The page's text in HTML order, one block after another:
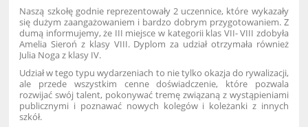
Naszą szkołę godnie reprezentowały 2 uczennice, które wykazały
się dużym zaangażowaniem i bardzo dobrym przygotowaniem. Z
dumą informujemy, że III miejsce w kategorii klas VII- VIII zdobyła
Amelia Sieroń z klasy VIII. Dyplom za udział otrzymała również
Julia Noga z klasy IV.
Udział w tego typu wydarzeniach to nie tylko okazja do rywalizacji,
ale przede wszystkim cenne doświadczenie, które pozwala
rozwijać swój talent, pokonywać tremę związaną z wystąpieniami
publicznymi i poznawać nowych kolegów i koleżanki z innych
szkół.